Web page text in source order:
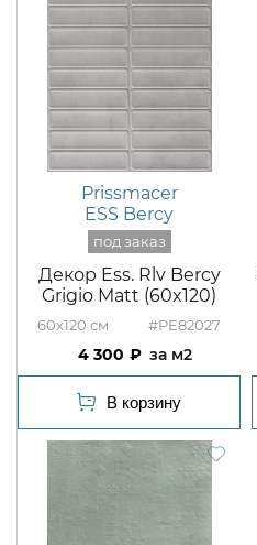
Prissmacer
ESS Bercy
Декор Ess. Rlv Bercy
Grigio Matt (60x120)
60x120 #PE82027
4 300 м2